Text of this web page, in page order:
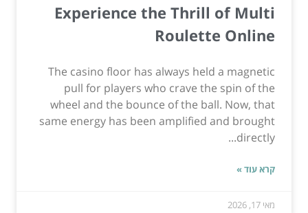
Experience the Thrill of Multi
Roulette Online
The casino floor has always held a magnetic
pull for players who crave the spin of the
wheel and the bounce of the ball. Now, that
same energy has been amplified and brought
directly...
קרא עוד »
מאי 17, 2026